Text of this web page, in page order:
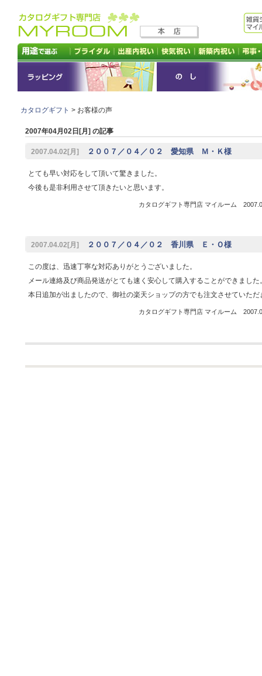
カタログギフト > お客様の声
2007年04月02日[月] の記事
2007.04.02[月] ２００７／０４／０２ 愛知県 Ｍ・Ｋ様
とても早い対応をして頂いて驚きました。
今後も是非利用させて頂きたいと思います。
カタログギフト専門店 マイルーム
2007.04.02[月] ２００７／０４／０２ 香川県 Ｅ・Ｏ様
この度は、迅速丁寧な対応ありがとうございました。
メール連絡及び商品発送がとても速く安心して購入することができました
本日追加が出ましたので、御社の楽天ショップの方でも注文させていただ
カタログギフト専門店 マイルーム